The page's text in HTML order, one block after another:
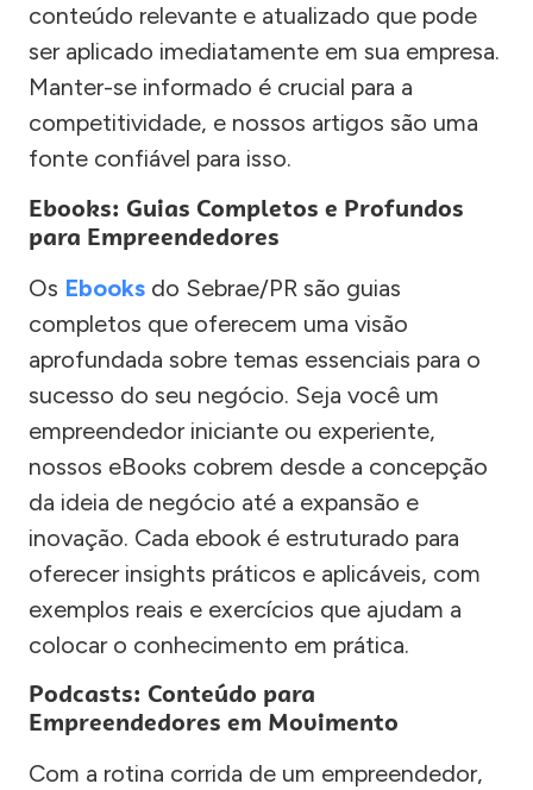
conteúdo relevante e atualizado que pode
ser aplicado imediatamente em sua empresa.
Manter-se informado é crucial para a
competitividade, e nossos artigos são uma
fonte confiável para isso.
Ebooks: Guias Completos e Profundos
para Empreendedores
Os Ebooks do Sebrae/PR são guias
completos que oferecem uma visão
aprofundada sobre temas essenciais para o
sucesso do seu negócio. Seja você um
empreendedor iniciante ou experiente,
nossos eBooks cobrem desde a concepção
da ideia de negócio até a expansão e
inovação. Cada ebook é estruturado para
oferecer insights práticos e aplicáveis, com
exemplos reais e exercícios que ajudam a
colocar o conhecimento em prática.
Podcasts: Conteúdo para
Empreendedores em Movimento
Com a rotina corrida de um empreendedor,